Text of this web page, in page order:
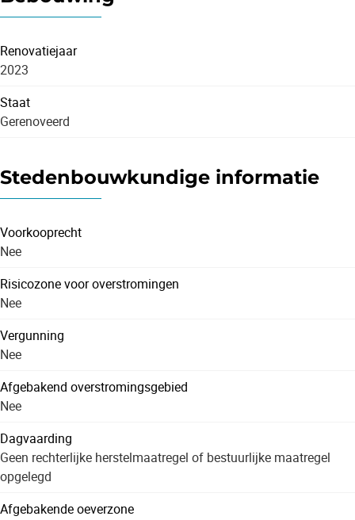
Renovatiejaar
2023
Staat
Gerenoveerd
Stedenbouwkundige informatie
Voorkooprecht
Nee
Risicozone voor overstromingen
Nee
Vergunning
Nee
Afgebakend overstromingsgebied
Nee
Dagvaarding
Geen rechterlijke herstelmaatregel of bestuurlijke maatregel
opgelegd
Afgebakende oeverzone